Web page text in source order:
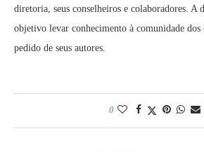
diretoria, seus conselheiros e colaboradores. A
objetivo levar conhecimento à comunidade dos
pedido de seus autores.
0